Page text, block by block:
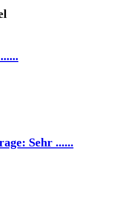
Sehr ......